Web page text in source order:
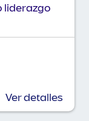
liderazgo
Ver detalles